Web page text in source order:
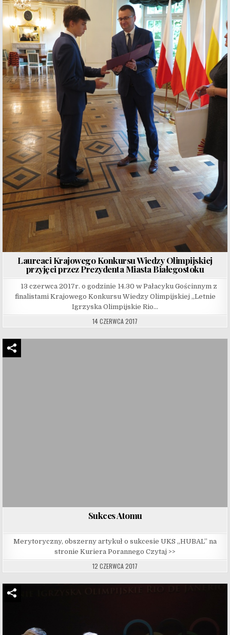
Laureaci Krajowego Konkursu Wiedzy Olimpijskiej
przyjęci przez Prezydenta Miasta Białegostoku
13 czerwca 2017r. o godzinie 14.30 w Pałacyku Gościnnym z
finalistami Krajowego Konkursu Wiedzy Olimpijskiej „Letnie
Igrzyska Olimpijskie Rio…
14 CZERWCA 2017
Sukces Atomu
Merytoryczny, obszerny artykuł o sukcesie UKS „HUBAL” na
stronie Kuriera Porannego Czytaj >>
12 CZERWCA 2017